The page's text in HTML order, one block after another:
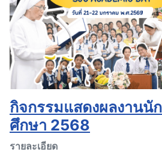
กิจกรรมแสดงผลงานนั
ศึกษา 2568
รายละเอียด